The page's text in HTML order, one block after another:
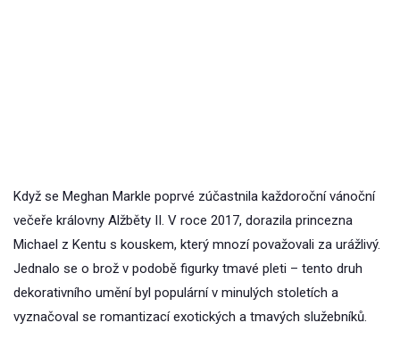
Když se Meghan Markle poprvé zúčastnila každoroční vánoční
večeře královny Alžběty II. V roce 2017, dorazila princezna
Michael z Kentu s kouskem, který mnozí považovali za urážlivý.
Jednalo se o brož v podobě figurky tmavé pleti – tento druh
dekorativního umění byl populární v minulých stoletích a
vyznačoval se romantizací exotických a tmavých služebníků.